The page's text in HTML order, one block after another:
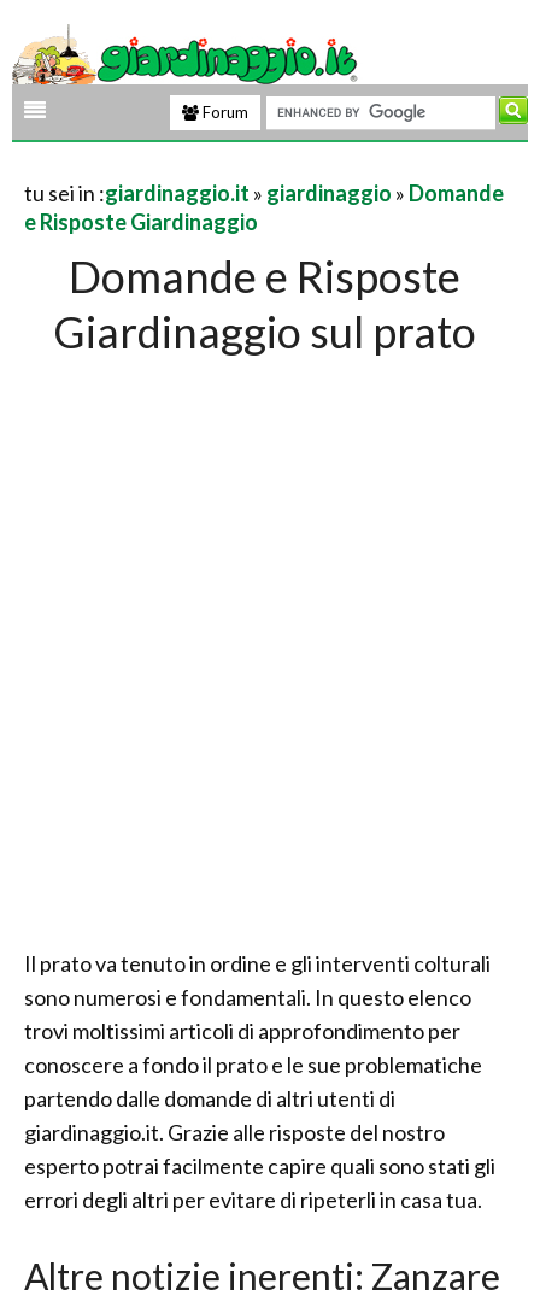
Forum
tu sei in :giardinaggio.it » giardinaggio » Domande
e Risposte Giardinaggio
Domande e Risposte
Giardinaggio sul prato
Il prato va tenuto in ordine e gli interventi colturali
sono numerosi e fondamentali. In questo elenco
trovi moltissimi articoli di approfondimento per
conoscere a fondo il prato e le sue problematiche
partendo dalle domande di altri utenti di
giardinaggio.it. Grazie alle risposte del nostro
esperto potrai facilmente capire quali sono stati gli
errori degli altri per evitare di ripeterli in casa tua.
Altre notizie inerenti: Zanzare